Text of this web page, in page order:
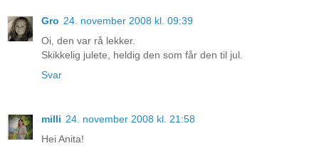
Gro 24. november 2008 kl. 09:39
Oi, den var rå lekker.
Skikkelig julete, heldig den som får den til jul.
Svar
milli 24. november 2008 kl. 21:58
Hei Anita!